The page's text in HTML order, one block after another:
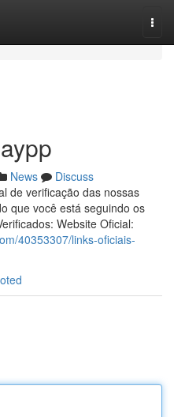
News
Discuss
de verificação das nossas
que você está seguindo os
Website Oficial:
40353307/links-oficiais-